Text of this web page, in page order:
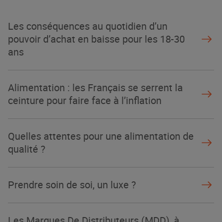
NOTRE MODÈLE
Les conséquences au quotidien d’un
pouvoir d’achat en baisse pour les 18-30
ans
Alimentation : les Français se serrent la
ceinture pour faire face à l’inflation
Quelles attentes pour une alimentation de
qualité ?
Prendre soin de soi, un luxe ?